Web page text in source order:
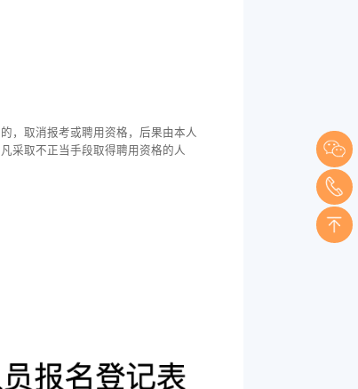
，取消报考或聘用资格，后果由本人
采取不正当手段取得聘用资格的人